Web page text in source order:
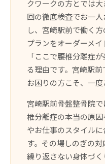
クワークの方とでは
回の徹底検査でお一
し、宮崎駅前で働く
プランをオーダーメ
「ここで腰椎分離症
る理由です。宮崎駅
お困りの方こそ、一度
宮崎駅前骨盤整骨院
椎分離症の本当の原
やお仕事のスタイル
す。その場しのぎの
繰り返さない身体づ